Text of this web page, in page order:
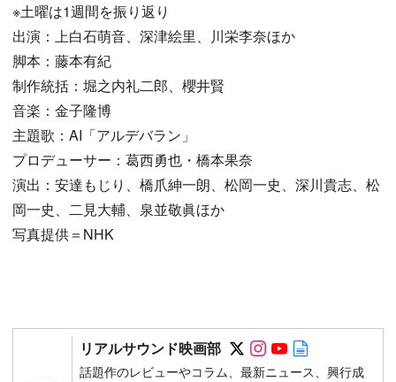
※土曜は1週間を振り返り
出演：上白石萌音、深津絵里、川栄李奈ほか
脚本：藤本有紀
制作統括：堀之内礼二郎、櫻井賢
音楽：金子隆博
主題歌：AI「アルデバラン」
プロデューサー：葛西勇也・橋本果奈
演出：安達もじり、橋爪紳一朗、松岡一史、深川貴志、松
岡一史、二見大輔、泉並敬眞ほか
写真提供＝NHK
リアルサウンド映画部 Follow on SNS
Follow on SNS
Follow on
話題作のレビューやコラム、最新ニュース、興行成